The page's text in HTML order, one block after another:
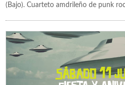
(Bajo). Cuarteto amdrileño de punk